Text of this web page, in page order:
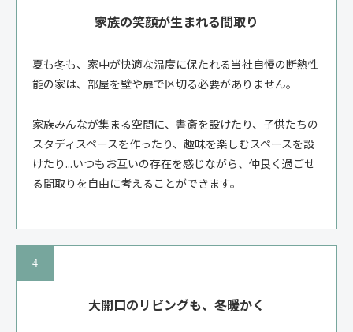
家族の笑顔が生まれる間取り
夏も冬も、家中が快適な温度に保たれる当社自慢の断熱性
能の家は、部屋を壁や扉で区切る必要がありません。
家族みんなが集まる空間に、書斎を設けたり、子供たちの
スタディスペースを作ったり、趣味を楽しむスペースを設
けたり...いつもお互いの存在を感じながら、仲良く過ごせ
る間取りを自由に考えることができます。
大開口のリビングも、冬暖かく